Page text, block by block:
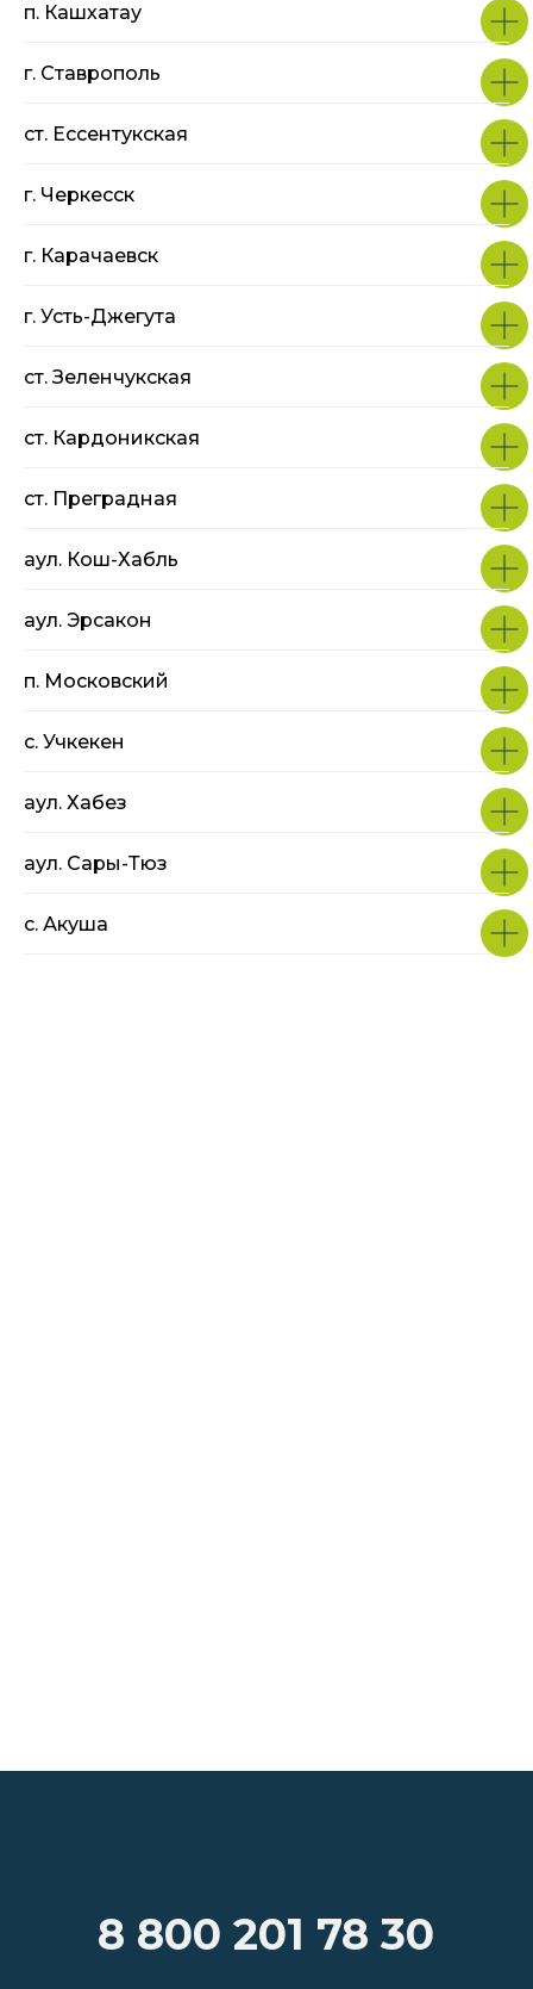
п. Кашхатау
г. Ставрополь
ст. Ессентукская
г. Черкесск
г. Карачаевск
г. Усть-Джегута
ст. Зеленчукская
ст. Кардоникская
ст. Преградная
аул. Кош-Хабль
аул. Эрсакон
п. Московский
с. Учкекен
аул. Хабез
аул. Сары-Тюз
c. Акуша
8 800 201 78 30